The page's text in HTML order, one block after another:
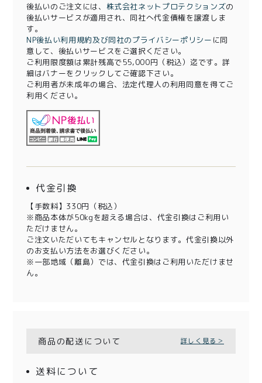
後払いのご注文には、 株式会社ネットプロテクションズの
後払いサービスが適用され、同社へ代金債権を譲渡しま
す。
NP後払い利用規約及び同社のプライバシーポリシー に同
意して、後払いサービスをご選択ください。
ご利用限度額は累計残高で55,000円（税込）迄です。詳
細はバナーをクリックしてご確認下さい。
ご利用者が未成年の場合、法定代理人の利用同意を得てご
利用ください。
代金引換
【手数料】330円（税込）
※商品本体が50kgを超える場合は、代金引換はご利用い
ただけません。
ご注文いただいてもキャンセルとなります。代金引換以外
のお支払い方法をお選びください。
※一部地域（離島）では、代金引換はご利用いただけませ
ん。
商品の配送について 詳しく見る＞
送料について